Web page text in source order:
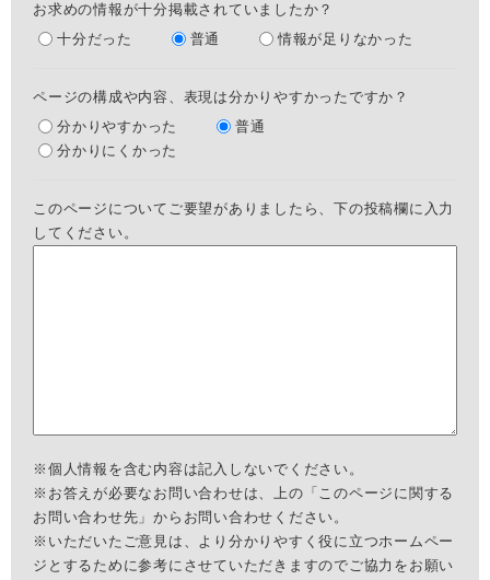
お求めの情報が十分掲載されていましたか？
十分だった
普通 情報が足りなかった
ページの構成や内容、表現は分かりやすかったですか？
分かりやすかった
普通
分かりにくかった
このページについてご要望がありましたら、下の投稿欄に入力
してください。
※個人情報を含む内容は記入しないでください。
※お答えが必要なお問い合わせは、上の「このページに関する
お問い合わせ先」からお問い合わせください。
※いただいたご意見は、より分かりやすく役に立つホームペー
ジとするために参考にさせていただきますのでご協力をお願い